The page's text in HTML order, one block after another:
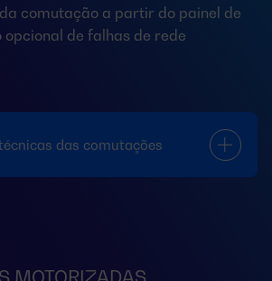
comutação a partir do painel de
opcional de falhas de rede
das comutações